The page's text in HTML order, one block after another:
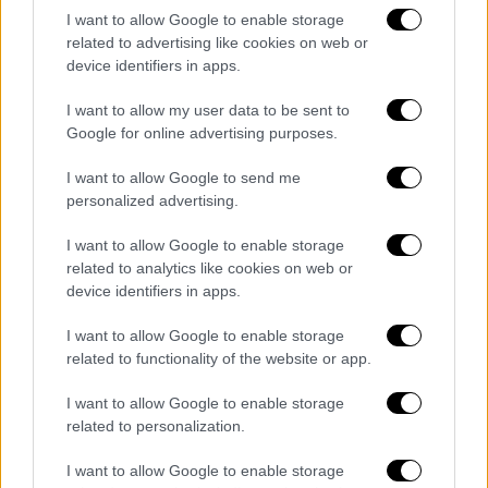
I want to allow Google to enable storage
related to advertising like cookies on web or
device identifiers in apps.
I want to allow my user data to be sent to
Google for online advertising purposes.
I want to allow Google to send me
personalized advertising.
I want to allow Google to enable storage
related to analytics like cookies on web or
device identifiers in apps.
I want to allow Google to enable storage
related to functionality of the website or app.
I want to allow Google to enable storage
related to personalization.
I want to allow Google to enable storage
KPop Demon Hunters sequel 'in
process', reveals Golden songwriter
https://t.co/Ae2M9mBMHm
— BBC News (UK) (@BBCNews)
February 9, 2026
Τον Νοέμβριο του περασμένου έτους,
δημοσίευμα του Bloomberg ανέφερε ότι το
Netflixείχε οριστικοποιήσει συμφωνία για
Κανγκ και Κρις Έπελχανς και τη Sony Corp, η
οποία είχε αναπτύξει την αρχική ταινία
Ωστόσο, λόγω του μεγάλου χρόνου
παραγωγής για τις ταινίες κινουμένων
σχεδίων, δεν αναμένεται να κυκλοφορήσει